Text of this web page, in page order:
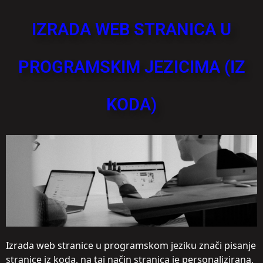
IZRADA WEB STRANICA U
PROGRAMSKIM JEZICIMA (IZ
KODA)
Izrada web stranice u programskom jeziku znači pisanje
stranice iz koda, na taj način stranica je personalizirana,